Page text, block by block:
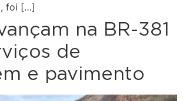
foi […]
na BR-381
de
e pavimento